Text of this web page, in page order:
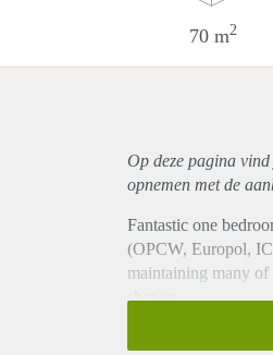
70 m2
Op deze pagina
opnemen met de
Fantastic one
(OPCW, Europol,
maintaining many
shower.
Shared entrance